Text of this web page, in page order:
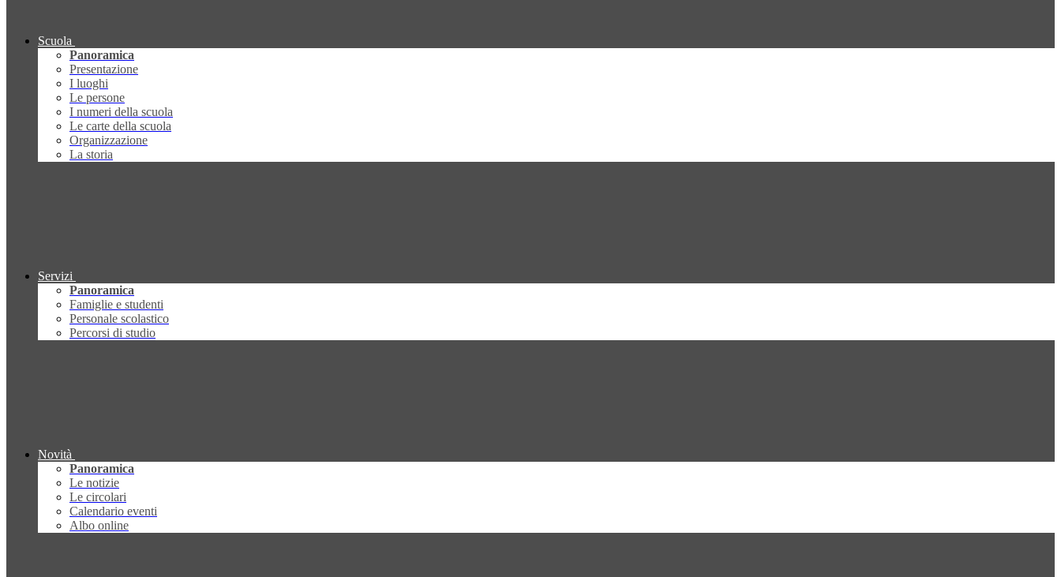
Scuola
Panoramica
Presentazione
I luoghi
Le persone
I numeri della scuola
Le carte della scuola
Organizzazione
La storia
Servizi
Panoramica
Famiglie e studenti
Personale scolastico
Percorsi di studio
Novità
Panoramica
Le notizie
Le circolari
Calendario eventi
Albo online